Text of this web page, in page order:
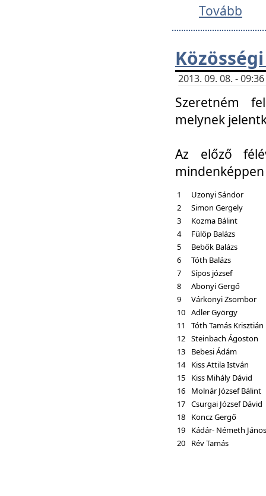
Tovább
2013. 09. 08. -
Szeretném
melynek
Az előző
1
Uzonyi Sándor
2
Simon Gergely
3
Kozma Bálint
4
Fülöp Balázs
5
Bebők Balázs
6
Tóth Balázs
7
Sípos józsef
8
Abonyi Gergő
9
Várkonyi Zsombor
10 Adler György
11
Tóth Tamás Krisztián
12 Steinbach Ágoston
13
Bebesi Ádám
14 Kiss Attila István
15
Kiss Mihály Dávid
16
Molnár József Bálint
17 Csurgai József Dávid
18
Koncz Gergő
19
Kádár- Németh János
20
Rév Tamás